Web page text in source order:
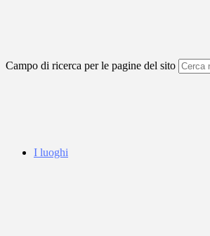
Campo di ricerca per le pagine del sito
I luoghi